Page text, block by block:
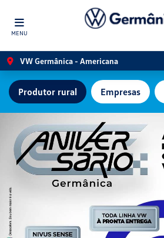
MENU
VW Germânica - Americana
Empresas
Produtor rural